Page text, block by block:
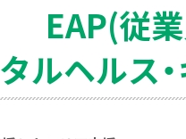
EAP(従
ルヘルス・